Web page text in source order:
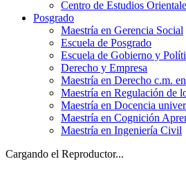
Centro de Estudios
Posgrado
Maestría en Gerencia Social
Escuela de Posgrado
Escuela de Gobierno y
Derecho y Empresa
Maestría en Derecho c.m.
Maestría en Regulación de
Maestría en Docencia
Maestría en Cognición
Maestría en Ingeniería Civil
Cargando el Reproductor...